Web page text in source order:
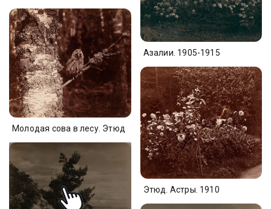
Молодая сова в лесу. Этюд
Азалии. 1905-1915
Этюд. Астры. 1910